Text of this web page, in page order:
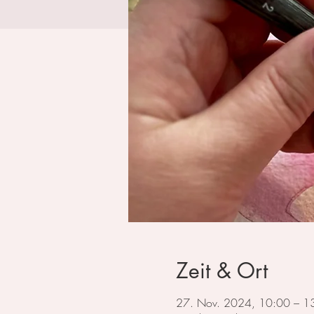
Zeit & Ort
27. Nov. 2024, 10:00 –